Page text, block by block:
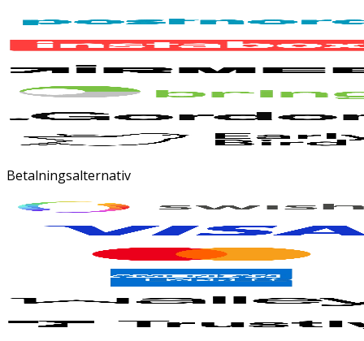
Betalningsalternativ